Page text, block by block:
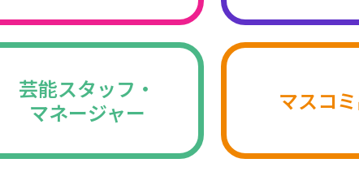
芸能スタッフ・
マネージャー
マスコ